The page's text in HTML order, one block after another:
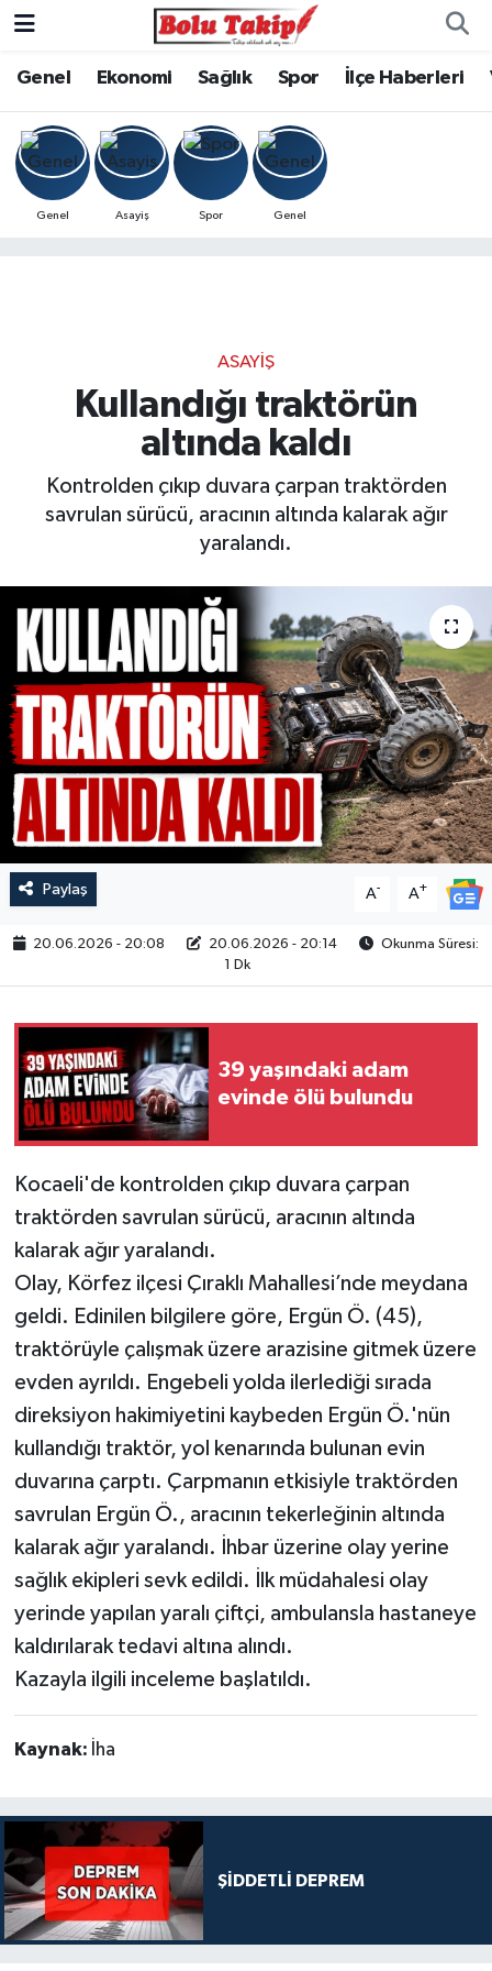
Genel Ekonomi Sağlık Spor İlçe Haberleri
Genel Asayiş Spor Genel
ASAYIŞ
Kullandığı traktörün
altında kaldı
Kontrolden çıkıp duvara çarpan traktörden
savrulan sürücü, aracının altında kalarak ağır
yaralandı.
Paylaş A- A+
20.06.2026 - 20:08 20.06.2026 - 20:14
Okunma Süresi:
1 Dk
39 yaşındaki adam
evinde ölü bulundu
Kocaeli'de kontrolden çıkıp duvara çarpan
traktörden savrulan sürücü, aracının altında
kalarak ağır yaralandı.
Olay, Körfez ilçesi Çıraklı Mahallesi’nde meydana
geldi. Edinilen bilgilere göre, Ergün Ö. (45),
traktörüyle çalışmak üzere arazisine gitmek üzere
evden ayrıldı. Engebeli yolda ilerlediği sırada
direksiyon hakimiyetini kaybeden Ergün Ö.'nün
kullandığı traktör, yol kenarında bulunan evin
duvarına çarptı. Çarpmanın etkisiyle traktörden
savrulan Ergün Ö., aracının tekerleğinin altında
kalarak ağır yaralandı. İhbar üzerine olay yerine
sağlık ekipleri sevk edildi. İlk müdahalesi olay
yerinde yapılan yaralı çiftçi, ambulansla hastaneye
kaldırılarak tedavi altına alındı.
Kazayla ilgili inceleme başlatıldı.
Kaynak: İha
ŞİDDETLİ DEPREM